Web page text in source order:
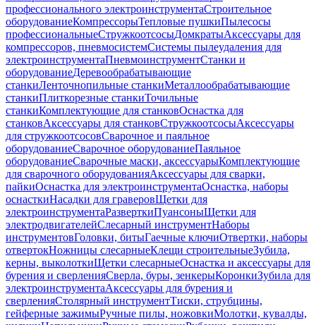
профессионального электроинструментаСтроительное
оборудованиеКомпрессорыТепловые пушкиПылесосы
профессиональныеСтружкоотсосыДомкратыАксессуары для
компрессоров, пневмосистемСистемы пылеудаления для
электроинструментаПневмоинструментСтанки и
оборудованиеДеревообрабатывающие
станкиЛенточнопильные станкиМеталлообрабатывающие
станкиПлиткорезные станкиТочильные
станкиКомплектующие для станковОснастка для
станковАксессуары для станковСтружкоотсосыАксессуары
для стружкоотсосовСварочное и паяльное
оборудованиеСварочное оборудованиеПаяльное
оборудованиеСварочные маски, аксессуарыКомплектующие
для сварочного оборудованияАксессуары для сварки,
пайкиОснастка для электроинструментаОснастка, наборы
оснасткиНасадки для граверовЩетки для
электроинструментаРазверткиПуансоныЩетки для
электродвигателейСлесарный инструментНаборы
инструментовГоловки, битыГаечные ключиОтвертки, наборы
отвертокНожницы слесарныеКлещи строительныеЗубила,
керны, выколоткиЩетки слесарныеОснастка и аксессуары для
бурения и сверленияСверла, буры, зенкерыКоронкиЗубила для
электроинструментаАксессуары для бурения и
сверленияСтолярный инструментТиски, струбцины,
гейферные зажимыРучные пилы, ножовкиМолотки, кувалды,